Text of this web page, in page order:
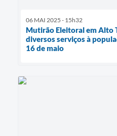
06 MAI 2025 - 15h32
Mutirão Eleitoral em Alto
diversos serviços à
16 de maio